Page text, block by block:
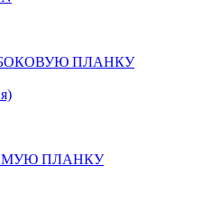
ПЛАНКУ
ПЛАНКУ